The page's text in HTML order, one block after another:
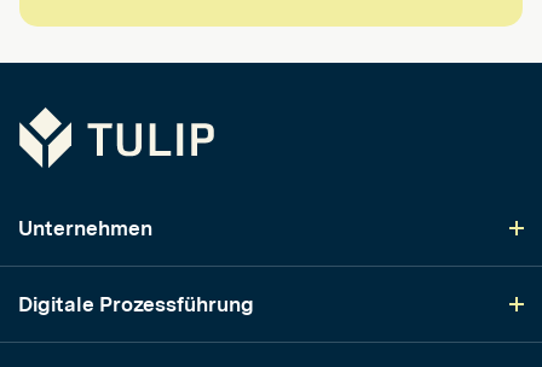
Tulip
Unternehmen
Digitale Prozessführung